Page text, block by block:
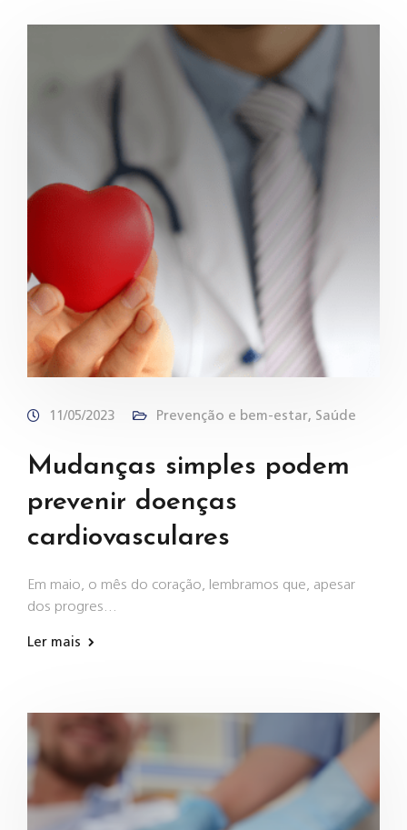
11/05/2023 Prevenção e bem-estar, Saúde
Mudanças simples podem
prevenir doenças
cardiovasculares
Em maio, o mês do coração, lembramos que, apesar
dos progres…
Ler mais